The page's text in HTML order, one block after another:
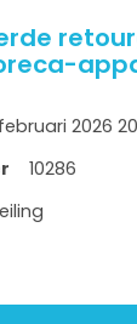
2026
10286